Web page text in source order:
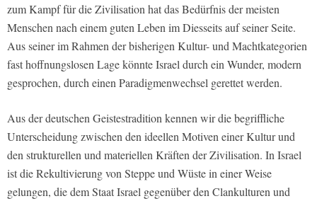
zum Kampf für die Zivilisation hat das Bedürfnis der meisten
Menschen nach einem guten Leben im Diesseits auf seiner Seite.
Aus seiner im Rahmen der bisherigen Kultur- und Machtkategorien
fast hoffnungslosen Lage könnte Israel durch ein Wunder, modern
gesprochen, durch einen Paradigmenwechsel gerettet werden.
Aus der deutschen Geistestradition kennen wir die begriffliche
Unterscheidung zwischen den ideellen Motiven einer Kultur und
den strukturellen und materiellen Kräften der Zivilisation. In Israel
ist die Rekultivierung von Steppe und Wüste in einer Weise
gelungen, die dem Staat Israel gegenüber den Clankulturen und